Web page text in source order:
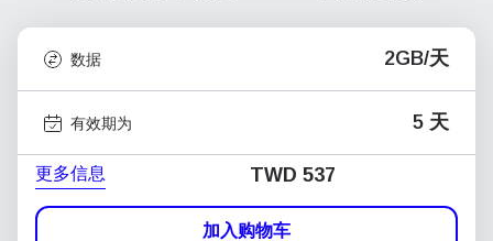
数据 2GB/天
有效期为 5 天
更多信息 TWD 537
加入购物车